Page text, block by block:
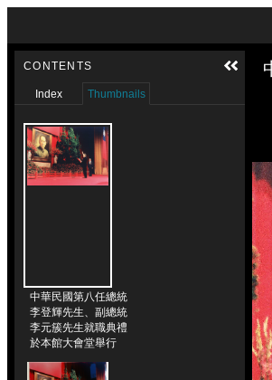
CONTENTS
Index Thumbnails
中華民國第八任總統
李登輝先生、副總統
李元簇先生就職典禮
於本館大會堂舉行